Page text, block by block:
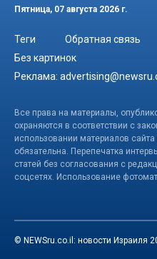
Пятница, 07 августа 2026 г.
Теги Обратная связь
Без картинок
Реклама:
Все права на материалы,
охраняются в соответствии с
использовании материалов сайта
обязательна. Перепечатка
статей без согласования с
соцсетях. Использование
© NEWSru.co.il: новости Израиля